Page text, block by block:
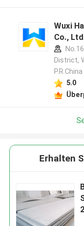
Wuxi
Co.,
District,
5.0
Erhalten